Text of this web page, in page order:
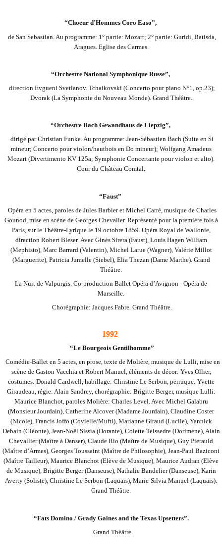
“Choeur d’Hommes Coro Easo”,
de San Sebastian. Au programme: 1° partie: Mozart; 2° partie: Guridi, Batisda,
Aragues. Eglise des Carmes.
“Orchestre National Symphonique Russe”,
direction Evgueni Svetlanov. Tchaikovski (Concerto pour piano N°1, op.23);
Dvorak (La Symphonie du Nouveau Monde). Grand Théâtre.
“Orchestre Bach Gewandhaus de Liepzig”,
dirigé par Christian Funke. Au programme: Jean-Sébastien Bach (Suite en Si
mineur; Concerto pour violon/hautbois en Do mineur); Wolfgang Amadeus
Mozart (Divertimento KV 125a; Symphonie Concertante pour violon et alto).
Cour du Château Comtal.
“Faust”
Opéra en 5 actes, paroles de Jules Barbier et Michel Carré, musique de Charles
Gounod, mise en scène de Georges Chevalier. Représenté pour la première fois à
Paris, sur leThéâtre-Lyrique le 19 octobre 1859. Opéra Royal de Wallonie,
direction Robert Bleser. Avec Ginès Sirera (Faust), Louis Hagen William
(Mephisto), Marc Barrard (Valentin), Michel Larue (Wagner), Valérie Millot
(Marguerite), Patricia Jumelle (Siebel), Elia Thezan (Dame Marthe). Grand
Théâtre.
La Nuit de Valpurgis. Co-production Ballet Opéra d’Avignon - Opéra de
Marseille.
Chorégraphie: Jacques Fabre. Grand Théâtre.
1992
“Le Bourgeois Gentilhomme”
Comédie-Ballet en 5 actes, en prose, texte de Molière, musique de Lulli, mise en
scène de Gaston Vacchia et Robert Manuel, éléments de décor: Yves Ollier,
costumes: Donald Cardwell, habillage: Christine Le Serbon, perruque: Yvette
Giraudeau, régie: Alain Sandrey, chorégraphie: Brigitte Berger, musique Lulli:
Maurice Blanchot, paroles Molière: Charles Level. Avec Michel Galabru
(Monsieur Jourdain), Catherine Alcover (Madame Jourdain), Claudine Coster
(Nicole), Francis Joffo (Covielle/Mufti), Marianne Giraud (Lucile), Yannick
Debain (Cléonte), Jean-Noël Sissia (Dorante), Colette Teissedre (Dorimène), Alain
Chevallier (Maître à Danser), Claude Rio (Maître de Musique), Guy Pierauld
(Maître d’Armes), Georges Toussaint (Maître de Philosophie), Jean-Paul Baziconi
(Maître Tailleur), Maurice Blanchot (Elève de Musique), Maurice Audran (Elève
de Musique), Brigitte Berger (Danseuse), Nathalie Bandelier (Danseuse), Karin
Averty (Soliste), Christine Le Serbon (Laquais), Marie-Silvia Manuel (Laquais).
Grand Théâtre.
“Fats Domino / Grady Gaines and the Texas Upsetters”.
Grand Théâtre.